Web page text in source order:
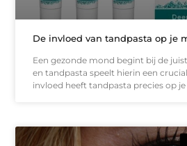
De invloed van tandpasta op je
Een gezonde mond begint bij de
en tandpasta speelt hierin een
invloed heeft tandpasta precies op